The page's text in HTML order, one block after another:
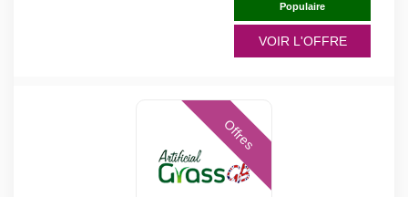
Populaire
VOIR L'OFFRE
Offres